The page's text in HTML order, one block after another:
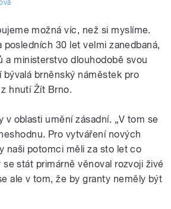
možná víc, než si myslíme.
posledních 30 let velmi zanedbaná,
a ministerstvo dlouhodobě svou
brněnský náměstek pro
hnutí Žít Brno.
v oblasti umění zásadní. „V tom se
Pro vytváření nových
naši potomci měli za sto let co
stát primárně věnoval rozvoji živé
ale v tom, že by granty neměly být